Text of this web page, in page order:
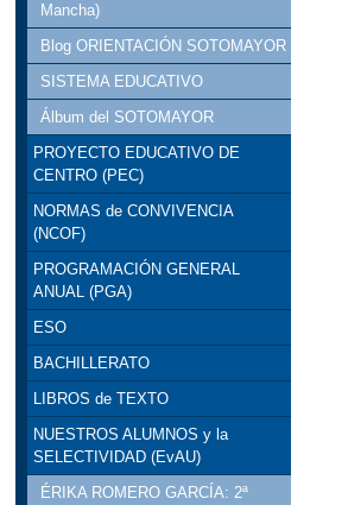
Mancha)
Blog ORIENTACIÓN SOTOMAYOR
SISTEMA EDUCATIVO
Álbum del SOTOMAYOR
PROYECTO EDUCATIVO DE
CENTRO (PEC)
NORMAS de CONVIVENCIA
(NCOF)
PROGRAMACIÓN GENERAL
ANUAL (PGA)
ESO
BACHILLERATO
LIBROS de TEXTO
NUESTROS ALUMNOS y la
SELECTIVIDAD (EvAU)
ÉRIKA ROMERO GARCÍA: 2ª